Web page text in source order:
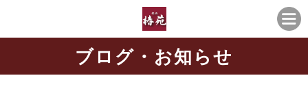
ブログ・お知らせ